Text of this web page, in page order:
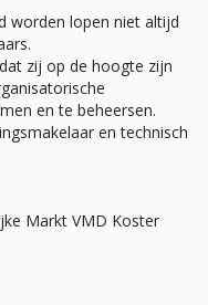
worden lopen niet altijd
zij op de hoogte zijn
en te beheersen.
en technisch
Markt VMD Koster